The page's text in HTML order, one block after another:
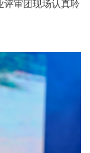
评审团现场认真聆